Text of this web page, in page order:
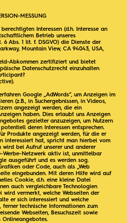
MESSUNG
Interessen (d.h. Interesse an
Betrieb unseres
Abs. 1 lit. f. DSGVO) die Dienste der
Mountain View, CA 94043, USA,
Abkommen zertifiziert und bietet
Datenschutzrecht einzuhalten
Google „AdWords“, um Anzeigen im
(z.B., in Suchergebnissen, in Videos,
angezeigt werden, die ein
haben. Dies erlaubt uns Anzeigen
gezielter anzuzeigen, um Nutzern
deren Interessen entsprechen.
Produkte angezeigt werden, für die er
interessiert hat, spricht man hierbei vom
wird bei Aufruf unserer und anderer
Werbe-Netzwerk aktiv ist, unmittelbar
ausgeführt und es werden sog.
oder Code, auch als „Web
eingebunden. Mit deren Hilfe wird auf
Cookie, d.h. eine kleine Datei
auch vergleichbare Technologien
wird vermerkt, welche Webseiten der
er sich interessiert und welche
technische Informationen zum
Webseiten, Besuchszeit sowie
Onlineangebotes.